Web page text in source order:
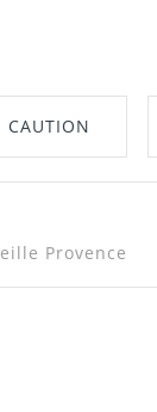
CAUTION
Provence